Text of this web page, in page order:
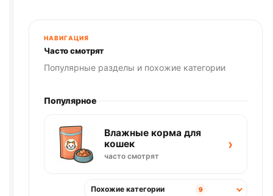
НАВИГАЦИЯ
Часто смотрят
Популярные разделы и похожие категории
Популярное
Влажные корма для
кошек
часто смотрят
›
Похожие категории 9